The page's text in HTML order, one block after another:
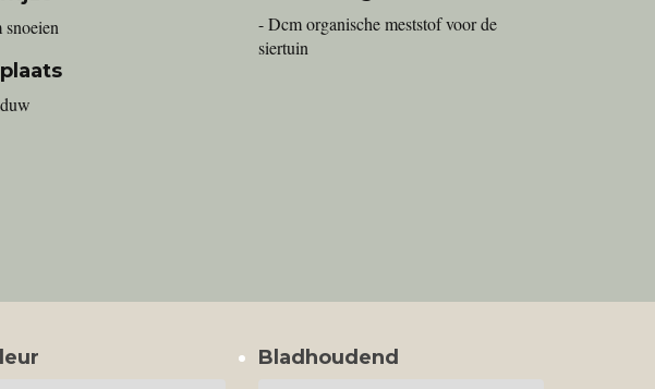
- Dcm organische meststof voor de
siertuin
Bladhoudend